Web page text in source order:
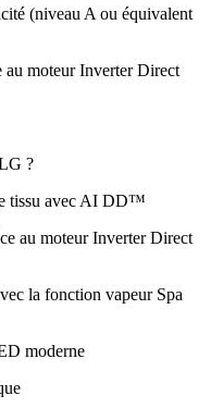
(niveau A ou équivalent
au moteur Inverter Direct
?
tissu avec AI DD™
au moteur Inverter Direct
la fonction vapeur Spa
moderne